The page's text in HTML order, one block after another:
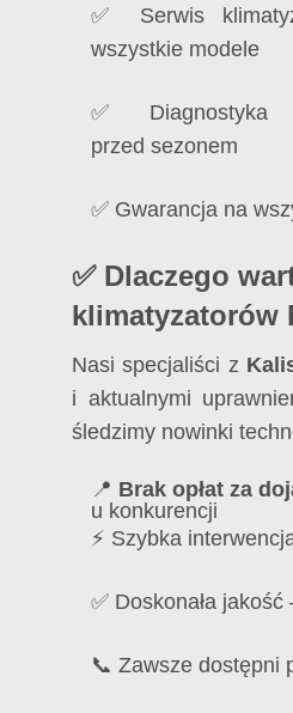
✅ Serwis
wszystkie modele
✅ Diagnostyka i
przed sezonem
✅ Gwarancja na
✅ Dlaczego
klimatyzatorów
Nasi specjaliści z
i aktualnymi
śledzimy nowinki
📍 Brak opłat za
u konkurencji
⚡ Szybka
✅ Doskonała
📞 Zawsze dostępni